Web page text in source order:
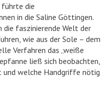
die
in die Saline Göttingen.
die faszinierende Welt der
wie aus der Sole – dem
Verfahren das „weiße
ließ sich beobachten,
und welche Handgriffe nötig